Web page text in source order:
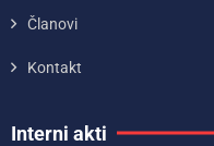
Članovi
Kontakt
Interni akti